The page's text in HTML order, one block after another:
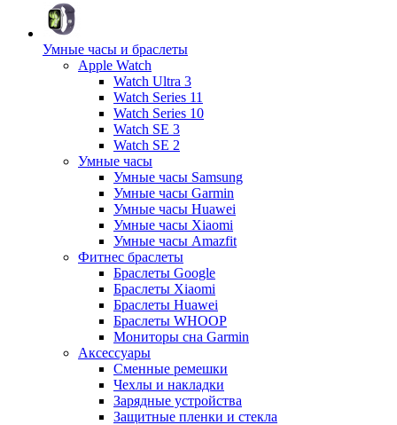
Умные часы и браслеты
Apple Watch
Watch Ultra 3
Watch Series 11
Watch Series 10
Watch SE 3
Watch SE 2
Умные часы
Умные часы Samsung
Умные часы Garmin
Умные часы Huawei
Умные часы Xiaomi
Умные часы Amazfit
Фитнес браслеты
Браслеты Google
Браслеты Xiaomi
Браслеты Huawei
Браслеты WHOOP
Мониторы сна Garmin
Аксессуары
Сменные ремешки
Чехлы и накладки
Зарядные устройства
Защитные пленки и стекла